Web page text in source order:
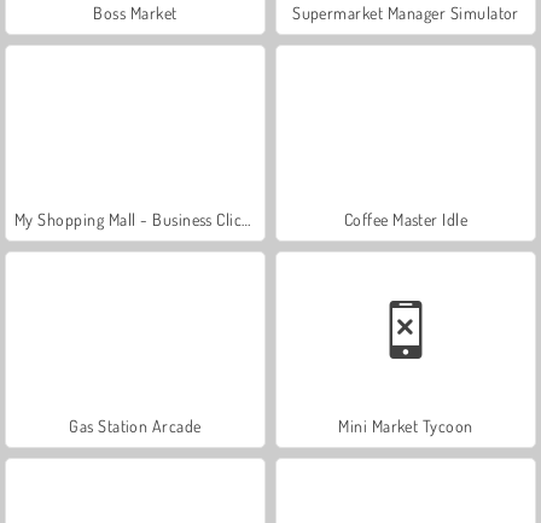
Boss Market Supermarket Manager Simulator
Coffee Master Idle
Gas Station Arcade Mini Market Tycoon